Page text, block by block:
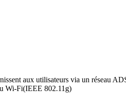
aux utilisateurs via un réseau
Wi-Fi(IEEE 802.11g)